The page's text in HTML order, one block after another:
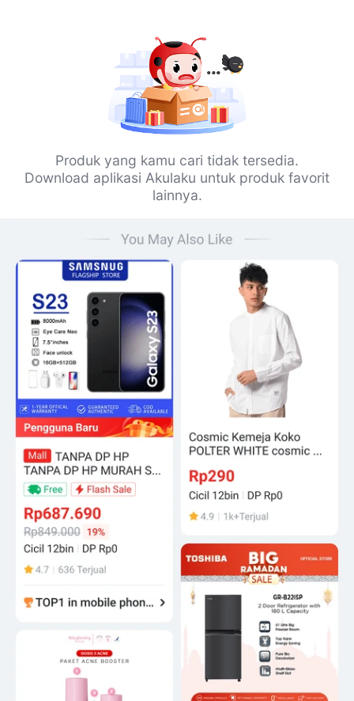
Produk yang kamu cari tidak tersedia.
Download aplikasi Akulaku untuk produk favorit
lainnya.